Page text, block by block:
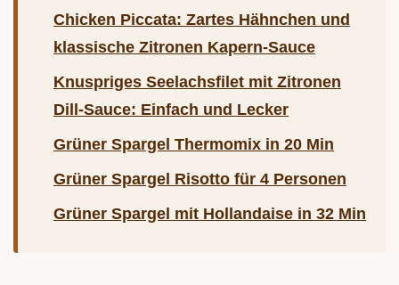
Chicken Piccata: Zartes Hähnchen und
klassische Zitronen Kapern-Sauce
Knuspriges Seelachsfilet mit Zitronen
Dill-Sauce: Einfach und Lecker
Grüner Spargel Thermomix in 20 Min
Grüner Spargel Risotto für 4 Personen
Grüner Spargel mit Hollandaise in 32 Min